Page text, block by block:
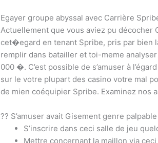
Egayer groupe abyssal avec Carrière
Actuellement que vous aviez pu décocher
cet�egard en tenant Spribe, pris par bien
remplir dans batailler et toi-meme
000 �. C’est possible de s’amuser à
sur le votre plupart des casino votre mal
de mien coéquipier Spribe. Examinez nos
?? S’amuser avait Gisement genre palpable
S’inscrire dans ceci salle de jeu
Mettre concernant la maillon via